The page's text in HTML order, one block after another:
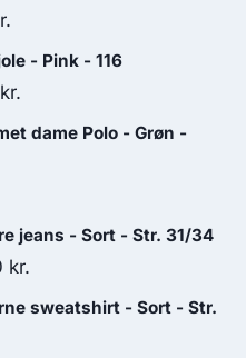
price
is:
- Pink - 116
kr.
price
dame Polo - Grøn -
jeans - Sort - Str. 31/34
kr.
price
sweatshirt - Sort - Str.